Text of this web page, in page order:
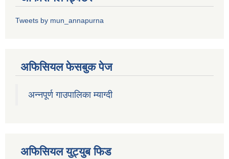
Tweets by mun_annapurna
अफिसियल फेसबुक पेज
अन्नपूर्ण गाउपालिका म्याग्दी
अफिसियल युट्युब फिड